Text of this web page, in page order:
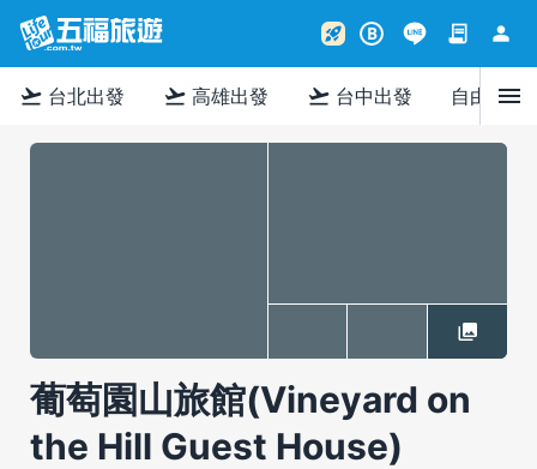
rocket_launch B contract person
flight_takeoff 台北出發 flight_takeoff 高雄出發 flight_takeoff 台中出發 自由行menu
葡萄園山旅館(Vineyard on
the Hill Guest House)